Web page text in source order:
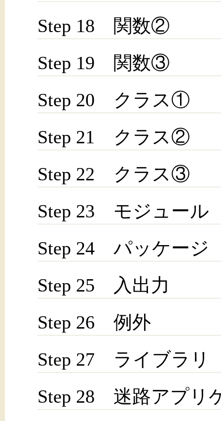
Step 18 関数②
Step 19 関数③
Step 20 クラス①
Step 21 クラス②
Step 22 クラス③
Step 23 モジュール
Step 24 パッケージ
Step 25 入出力
Step 26 例外
Step 27 ライブラリ
Step 28 迷路アプリ